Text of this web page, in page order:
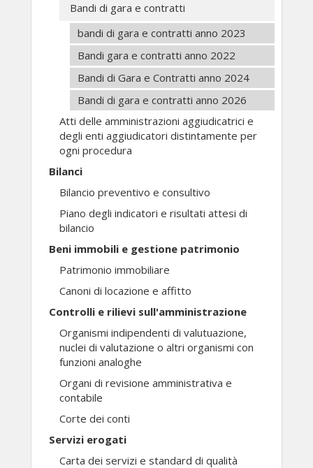
Bandi di gara e contratti
bandi di gara e contratti anno 2023
Bandi gara e contratti anno 2022
Bandi di Gara e Contratti anno 2024
Bandi di gara e contratti anno 2026
Atti delle amministrazioni aggiudicatrici e
degli enti aggiudicatori distintamente per
ogni procedura
Bilanci
Bilancio preventivo e consultivo
Piano degli indicatori e risultati attesi di
bilancio
Beni immobili e gestione patrimonio
Patrimonio immobiliare
Canoni di locazione e affitto
Controlli e rilievi sull'amministrazione
Organismi indipendenti di valutuazione,
nuclei di valutazione o altri organismi con
funzioni analoghe
Organi di revisione amministrativa e
contabile
Corte dei conti
Servizi erogati
Carta dei servizi e standard di qualità